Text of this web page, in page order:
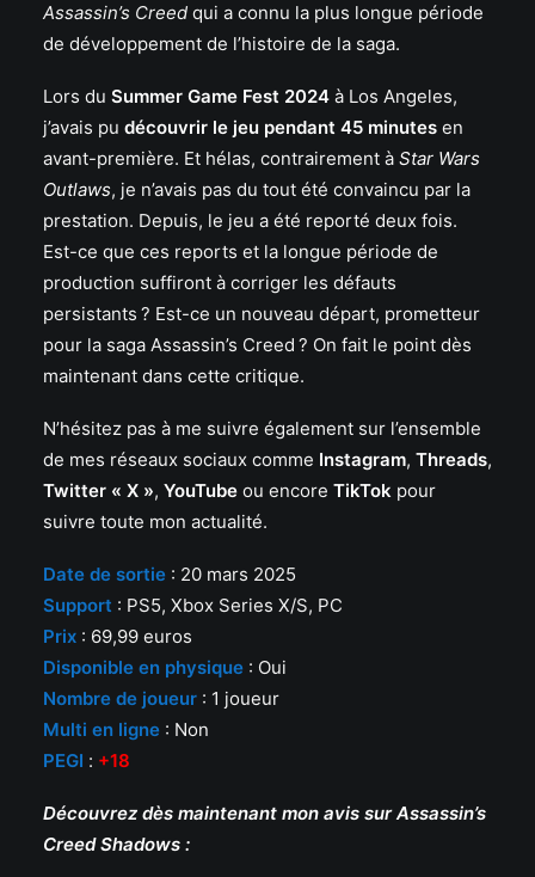
Assassin’s Creed qui a connu la plus longue période
de développement de l’histoire de la saga.
Lors du Summer Game Fest 2024 à Los Angeles,
j’avais pu découvrir le jeu pendant 45 minutes en
avant-première. Et hélas, contrairement à Star Wars
Outlaws, je n’avais pas du tout été convaincu par la
prestation. Depuis, le jeu a été reporté deux fois.
Est-ce que ces reports et la longue période de
production suffiront à corriger les défauts
persistants ? Est-ce un nouveau départ, prometteur
pour la saga Assassin’s Creed ? On fait le point dès
maintenant dans cette critique.
N’hésitez pas à me suivre également sur l’ensemble
de mes réseaux sociaux comme Instagram, Threads,
Twitter « X », YouTube ou encore TikTok pour
suivre toute mon actualité.
Date de sortie : 20 mars 2025
Support : PS5, Xbox Series X/S, PC
Prix : 69,99 euros
Disponible en physique : Oui
Nombre de joueur : 1 joueur
Multi en ligne : Non
PEGI : +18
Découvrez dès maintenant mon avis sur Assassin’s
Creed Shadows :